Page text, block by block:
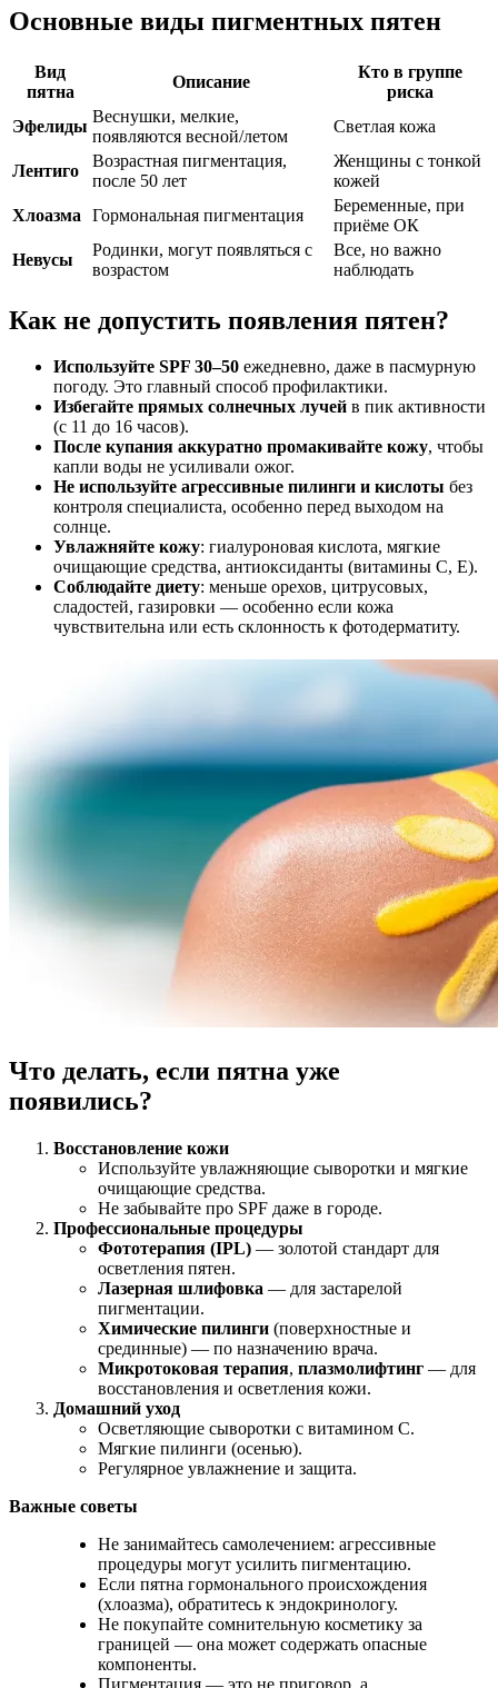
Основные виды пигментных пятен
Вид
пятна
Описание
Кто в группе
риска
Эфелиды
Веснушки, мелкие,
появляются весной/летом
Светлая кожа
Лентиго
Возрастная пигментация,
после 50 лет
Женщины с тонкой
кожей
Хлоазма
Гормональная пигментация
Беременные, при
приёме ОК
Невусы
Родинки, могут появляться с
возрастом
Все, но важно
наблюдать
Как не допустить появления пятен?
Используйте SPF 30–50 ежедневно, даже в пасмурную
погоду. Это главный способ профилактики.
Избегайте прямых солнечных лучей в пик активности
(с 11 до 16 часов).
После купания аккуратно промакивайте кожу, чтобы
капли воды не усиливали ожог.
Не используйте агрессивные пилинги и кислоты без
контроля специалиста, особенно перед выходом на
солнце.
Увлажняйте кожу: гиалуроновая кислота, мягкие
очищающие средства, антиоксиданты (витамины С, Е).
Соблюдайте диету: меньше орехов, цитрусовых,
сладостей, газировки — особенно если кожа
чувствительна или есть склонность к фотодерматиту.
Что делать, если пятна уже
появились?
Восстановление кожи
Используйте увлажняющие сыворотки и мягкие
очищающие средства.
Не забывайте про SPF даже в городе.
Профессиональные процедуры
Фототерапия (IPL) — золотой стандарт для
осветления пятен.
Лазерная шлифовка — для застарелой
пигментации.
Химические пилинги (поверхностные и
срединные) — по назначению врача.
Микротоковая терапия, плазмолифтинг — для
восстановления и осветления кожи.
Домашний уход
Осветляющие сыворотки с витамином С.
Мягкие пилинги (осенью).
Регулярное увлажнение и защита.
Важные советы
Не занимайтесь самолечением: агрессивные
процедуры могут усилить пигментацию.
Если пятна гормонального происхождения
(хлоазма), обратитесь к эндокринологу.
Не покупайте сомнительную косметику за
границей — она может содержать опасные
компоненты.